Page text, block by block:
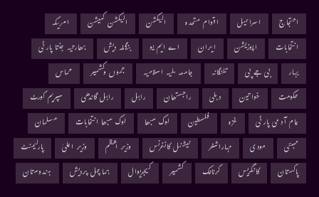
احتجاج اسرائیل اقوام متحدہ الیکشن الیکشن کمیشن
امریکہ
انتخابات
اپوزیشن ایران اے ایم یو بنگلہ دیش
بھارتیہ جنتا پارٹی
بہار
بی جے پی تلنگانہ جامعہ ملیہ اسلامیہ جموں وکشمیر
حماس
حکومت
خواتین دہلی راجستھان راہل راہل گاندھی
سپریم کورٹ
عام آدمی پارٹی
غزہ فلسطین لوک سبھا لوک سبھا انتخابات
مسلمان
ممبئی
مودی مہاراشٹر نیشنل کانفرنس وزیر اعظم وزیر اعلیٰ
پارلیمنٹ
پاکستان
کانگریس کرناٹک کشمیر کیجریوال ہماچل پردیش ہندوستان